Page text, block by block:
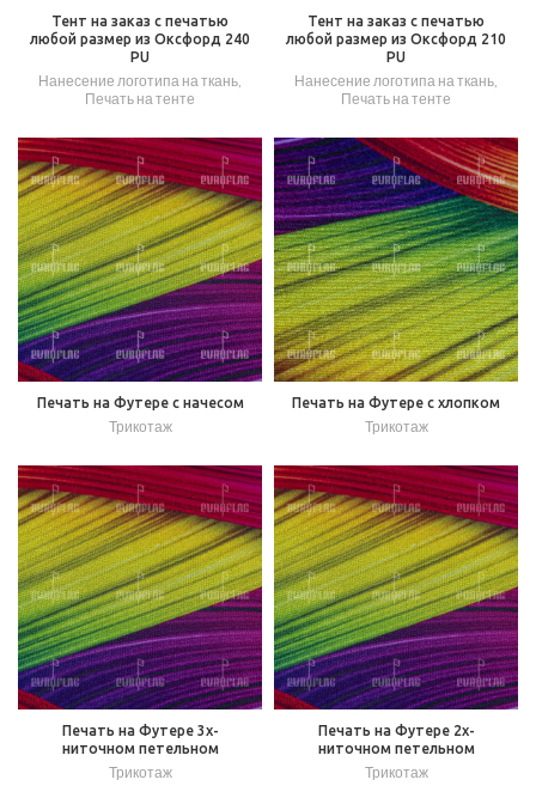
Тент на заказ с печатью
любой размер из Оксфорд 240
PU
Нанесение логотипа на ткань,
Печать на тенте
Тент на заказ с печатью
любой размер из Оксфорд 210
PU
Нанесение логотипа на ткань,
Печать на тенте
Печать на Футере с начесом
Трикотаж
Печать на Футере с хлопком
Трикотаж
Печать на Футере 3х-
ниточном петельном
Трикотаж
Печать на Футере 2х-
ниточном петельном
Трикотаж